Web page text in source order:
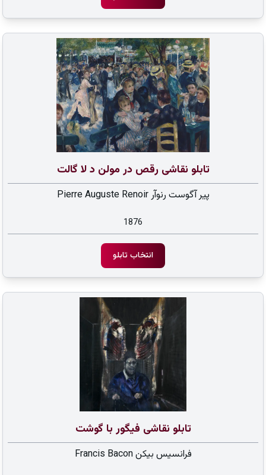
تابلو نقاشی رقص در مولن د لا گالت
پیر آگوست رنوآر Pierre Auguste Renoir
1876
انتخاب تابلو
تابلو نقاشی فیگور با گوشت
فرانسیس بیکن Francis Bacon